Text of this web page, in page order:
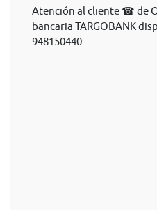
Atención al cliente ☎ de
bancaria TARGOBANK
948150440.